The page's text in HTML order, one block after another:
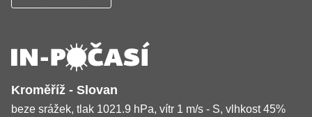
Kroměříž - Slovan
beze srážek, tlak 1021.9 hPa, vítr 1 m/s - S, vlhkost 45%